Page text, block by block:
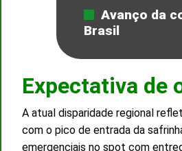
Avanço da
Brasil
Expectativa de
A atual disparidade regional
com o pico de entrada da
emergenciais no spot com